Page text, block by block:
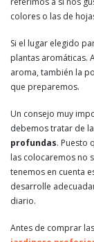
colores o las de
Si el lugar elegido
plantas aromáticas.
aroma, también la
que preparemos.
Un consejo muy
debemos tratar de
profundas. Puesto
las colocaremos no
tenemos en cuenta
desarrolle
diario.
Antes de comprar